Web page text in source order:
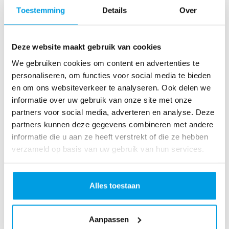
Toestemming Details Over
Deze website maakt gebruik van cookies
We gebruiken cookies om content en advertenties te
personaliseren, om functies voor social media te bieden
en om ons websiteverkeer te analyseren. Ook delen we
informatie over uw gebruik van onze site met onze
partners voor social media, adverteren en analyse. Deze
partners kunnen deze gegevens combineren met andere
informatie die u aan ze heeft verstrekt of die ze hebben
verzameld op basis van uw gebruik van hun services.
Alles toestaan
Aanpassen
as
R
u
n
L
o
ve
Li
fe
R
n
S
n
fo